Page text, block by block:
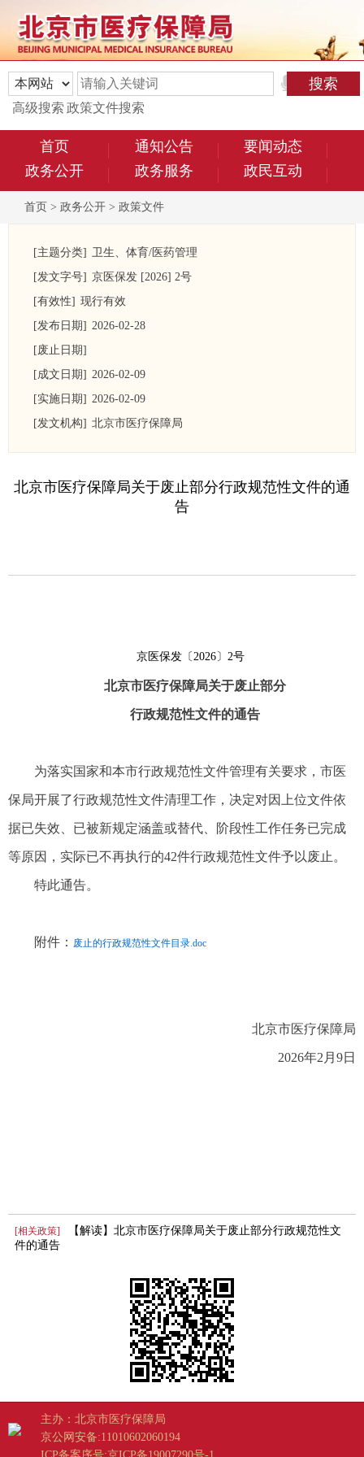
首页 通知公告
要闻动态
政务公开
政务服务 政民互动
高级搜索 政策文件搜索
首页 > 政务公开 > 政策文件
[主题分类] 卫生、体育/医药管理
[发文字号] 京医保发 [2026] 2号
[有效性] 现行有效
[发布日期] 2026-02-28
[废止日期]
[成文日期] 2026-02-09
[实施日期] 2026-02-09
[发文机构] 北京市医疗保障局
北京市医疗保障局关于废止部分行政规范性文件的通
告
京医保发〔2026〕2号
北京市医疗保障局关于废止部分
行政规范性文件的通告
为落实国家和本市行政规范性文件管理有关要求，市医
保局开展了行政规范性文件清理工作，决定对因上位文件依
据已失效、已被新规定涵盖或替代、阶段性工作任务已完成
等原因，实际已不再执行的42件行政规范性文件予以废止。
特此通告。
附件： 废止的行政规范性文件目录.doc
北京市医疗保障局
2026年2月9日
[相关政策]
【解读】北京市医疗保障局关于废止部分行政规范性文
件的通告
主办：北京市医疗保障局
京公网安备:11010602060194